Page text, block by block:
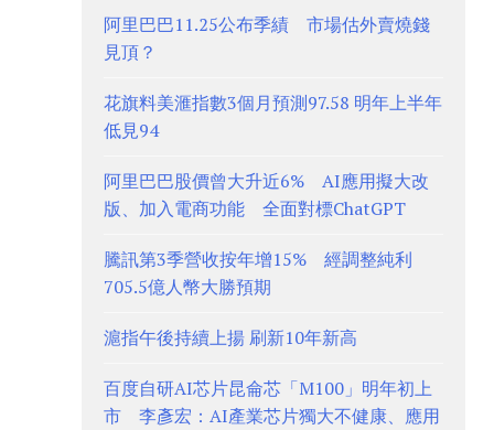
阿里巴巴11.25公布季績 市場估外賣燒錢
見頂？
花旗料美滙指數3個月預測97.58 明年上半年
低見94
阿里巴巴股價曾大升近6% AI應用擬大改
版、加入電商功能 全面對標ChatGPT
騰訊第3季營收按年增15% 經調整純利
705.5億人幣大勝預期
滬指午後持續上揚 刷新10年新高
百度自研AI芯片昆侖芯「M100」明年初上
市 李彥宏：AI產業芯片獨大不健康、應用